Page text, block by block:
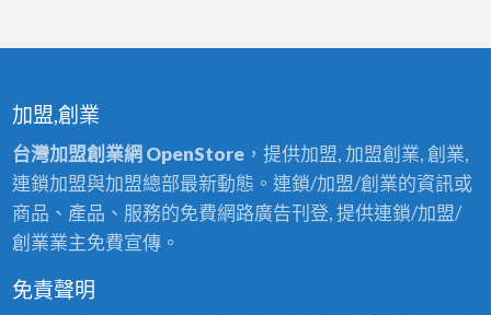
加盟,創業
台灣加盟創業網 OpenStore，提供加盟, 加盟創業, 創業,
連鎖加盟與加盟總部最新動態。連鎖/加盟/創業的資訊或
商品、產品、服務的免費網路廣告刊登, 提供連鎖/加盟/
創業業主免費宣傳。
免責聲明